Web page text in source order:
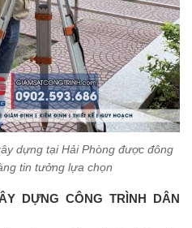
dựng tại Hải Phòng được đông
tin tưởng lựa chọn
DỰNG CÔNG TRÌNH DÂN